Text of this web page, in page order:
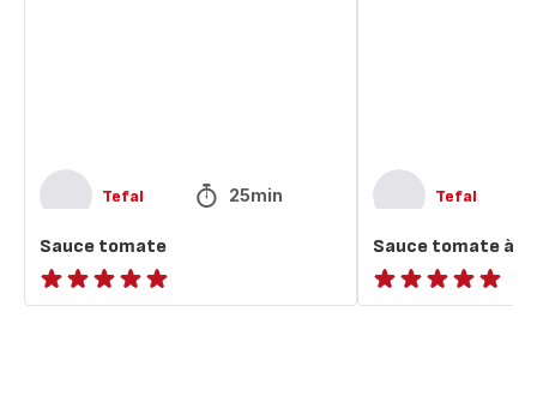
Tefal 25min
Sauce tomate
ratings.NaN
Tefal
Sauce tomate à
ratings.NaN